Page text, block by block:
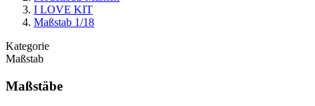
I LOVE KIT
Maßstab 1/18
Kategorie
Maßstab
Maßstäbe